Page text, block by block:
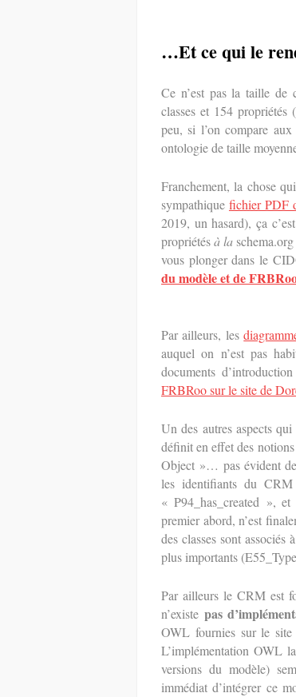
…Et ce qui le
Ce n’est pas la taille
classes et 154
peu, si l’on compare
ontologie de taille
Franchement, la chose
sympathique fichier PDF
2019, un hasard), ça
propriétésà la
vous plonger dans le
du modèle et de
Par ailleurs, les
auquel on n’est pas
documents
FRBRoo sur le site de
Un des autres aspects
définit en effet des
Object »… pas évident
les identifiants du
« P94_has_created »,
premier abord, n’est
des classes sont
plus importants
Par ailleurs le CRM est
n’existe pas
OWL fournies sur le site
L’implémentation OWL
versions du modèle)
immédiat d’intégrer ce